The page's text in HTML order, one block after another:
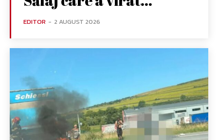
EDITOR - 2 AUGUST 2026